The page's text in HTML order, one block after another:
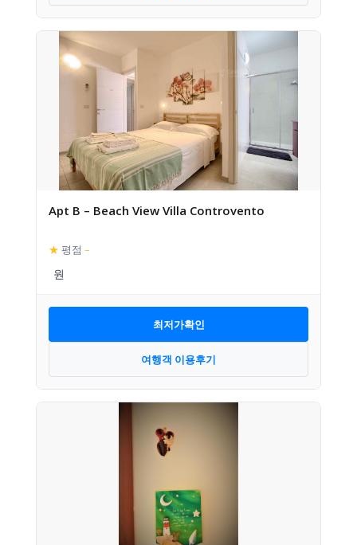
Apt B – Beach View Villa Controvento
★ 평점 –
최저가확인
여행객 이용후기